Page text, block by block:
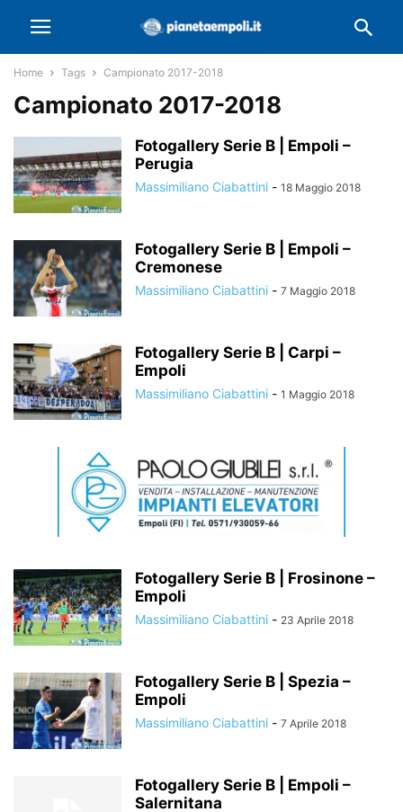
Home Tags Campionato 2017-2018
Campionato 2017-2018
Fotogallery Serie B | Empoli –
Perugia
Massimiliano Ciabattini - 18 Maggio 2018
Fotogallery Serie B | Empoli –
Cremonese
Massimiliano Ciabattini - 7 Maggio 2018
Fotogallery Serie B | Carpi –
Empoli
Massimiliano Ciabattini - 1 Maggio 2018
Fotogallery Serie B | Frosinone –
Empoli
Massimiliano Ciabattini - 23 Aprile 2018
Fotogallery Serie B | Spezia –
Empoli
Massimiliano Ciabattini - 7 Aprile 2018
Fotogallery Serie B | Empoli –
Salernitana